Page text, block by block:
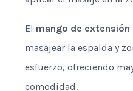
El mango de
masajear la espalda y
esfuerzo, ofreciendo
comodidad.